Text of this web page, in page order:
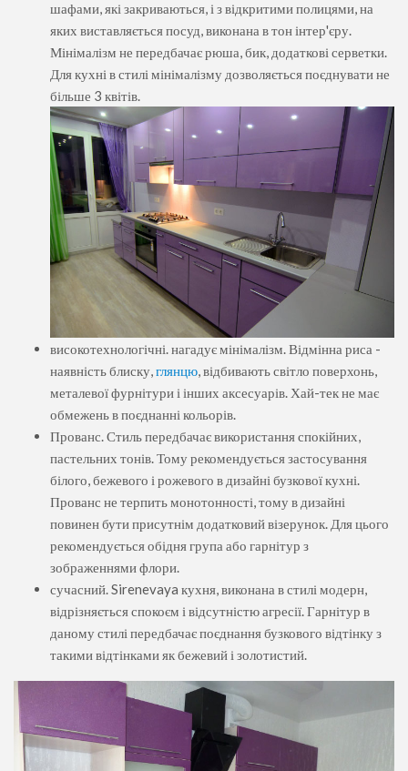
шафами, які закриваються, і з відкритими полицями, на
яких виставляється посуд, виконана в тон інтер'єру.
Мінімалізм не передбачає рюша, бик, додаткові серветки.
Для кухні в стилі мінімалізму дозволяється поєднувати не
більше 3 квітів.
високотехнологічні. нагадує мінімалізм. Відмінна риса -
наявність блиску,глянцю, відбивають світло поверхонь,
металевої фурнітури і інших аксесуарів. Хай-тек не має
обмежень в поєднанні кольорів.
Прованс. Стиль передбачає використання спокійних,
пастельних тонів. Тому рекомендується застосування
білого, бежевого і рожевого в дизайні бузкової кухні.
Прованс не терпить монотонності, тому в дизайні
повинен бути присутнім додатковий візерунок. Для цього
рекомендується обідня група або гарнітур з
зображеннями флори.
сучасний. Sirenevaya кухня, виконана в стилі модерн,
відрізняється спокоєм і відсутністю агресії. Гарнітур в
даному стилі передбачає поєднання бузкового відтінку з
такими відтінками як бежевий і золотистий.